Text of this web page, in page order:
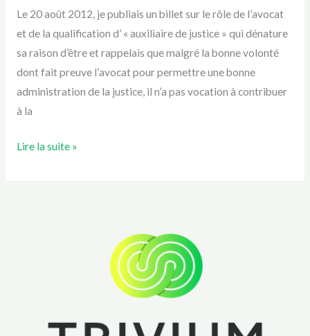
Le 20 août 2012, je publiais un billet sur le rôle de l’avocat
et de la qualification d’ « auxiliaire de justice » qui dénature
sa raison d’être et rappelais que malgré la bonne volonté
dont fait preuve l’avocat pour permettre une bonne
administration de la justice, il n’a pas vocation à contribuer
à la
?!
Lire la suite »